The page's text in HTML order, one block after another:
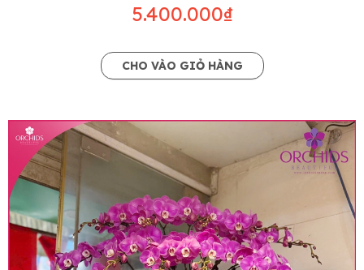
5.400.000₫
CHO VÀO GIỎ HÀNG